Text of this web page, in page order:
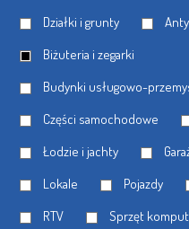
Działki i grunty
Biżuteria i zegarki
Budynki usługowo-
Części samochodowe
Łodzie i jachty
Lokale
Pojazdy
RTV
Sprzęt